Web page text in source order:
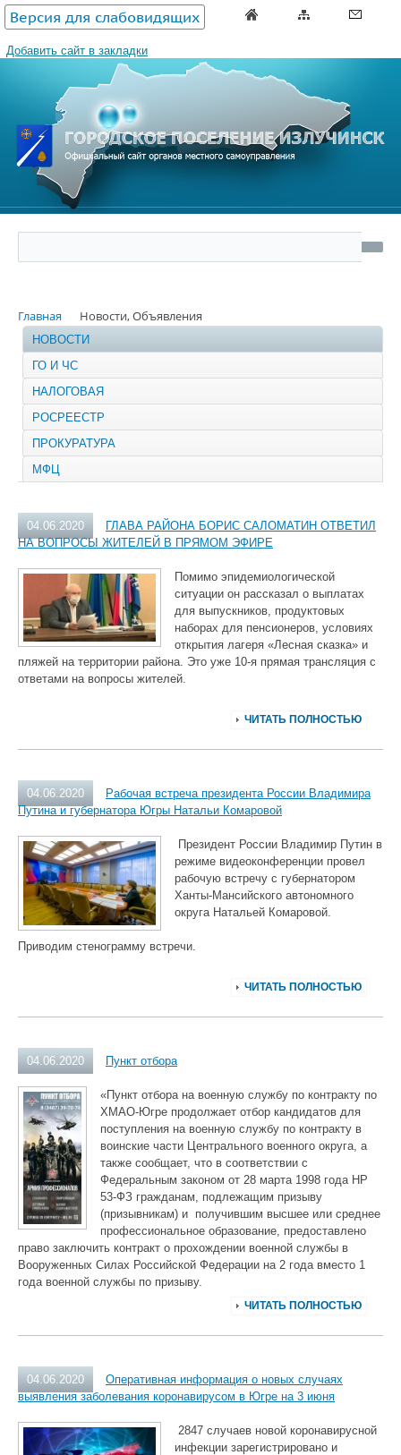
Версия для слабовидящих
Добавить сайт в закладки
Главная Новости, Объявления
НОВОСТИ
ГО И ЧС
НАЛОГОВАЯ
РОСРЕЕСТР
ПРОКУРАТУРА
МФЦ
04.06.2020
ГЛАВА РАЙОНА БОРИС САЛОМАТИН ОТВЕТИЛ
НА ВОПРОСЫ ЖИТЕЛЕЙ В ПРЯМОМ ЭФИРЕ
Помимо эпидемиологической
ситуации он рассказал о выплатах
для выпускников, продуктовых
наборах для пенсионеров, условиях
открытия лагеря «Лесная сказка» и
пляжей на территории района. Это уже 10-я прямая трансляция с
ответами на вопросы жителей.
ЧИТАТЬ ПОЛНОСТЬЮ
04.06.2020
Рабочая встреча президента России Владимира
Путина и губернатора Югры Натальи Комаровой
Президент России Владимир Путин в
режиме видеоконференции провел
рабочую встречу с губернатором
Ханты-Мансийского автономного
округа Натальей Комаровой.
Приводим стенограмму встречи.
ЧИТАТЬ ПОЛНОСТЬЮ
04.06.2020 Пункт отбора
«Пункт отбора на военную службу по контракту по
ХМАО-Югре продолжает отбор кандидатов для
поступления на военную службу по контракту в
воинские части Центрального военного округа, а
также сообщает, что в соответствии с
Федеральным законом от 28 марта 1998 года НР
53-ФЗ гражданам, подлежащим призыву
(призывникам) и получившим высшее или среднее
профессиональное образование, предоставлено
право заключить контракт о прохождении военной службы в
Вооруженных Силах Российской Федерации на 2 года вместо 1
года военной службы по призыву.
ЧИТАТЬ ПОЛНОСТЬЮ
04.06.2020
Оперативная информация о новых случаях
выявления заболевания коронавирусом в Югре на 3 июня
2847 случаев новой коронавирусной
инфекции зарегистрировано и